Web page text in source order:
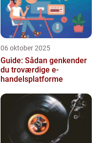
06 oktober 2025
Guide: Sådan genkender
du troværdige e-
handelsplatforme